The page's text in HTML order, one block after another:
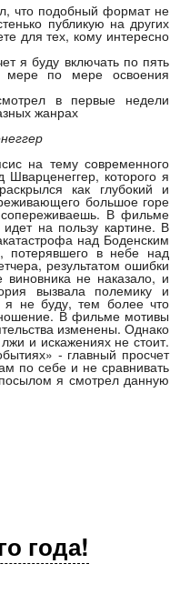
что подобный формат не
публикую на других
для тех, кому интересно
я буду включать по пять
мере по мере освоения
в первые недели
жанрах
на тему современного
которого я
как глубокий и
большое горе
В фильме
на пользу картине. В
над Боденским
потерявшего в небе над
результатом ошибки
виновника не наказало, и
вызвала полемику и
я не буду, тем более что
В фильме мотивы
изменены. Однако
и искажениях не стоит.
- главный просчет
по себе и не сравнивать
я смотрел данную
года!